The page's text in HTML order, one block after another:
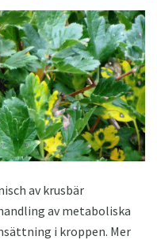
av krusbär
av metaboliska
i kroppen. Mer